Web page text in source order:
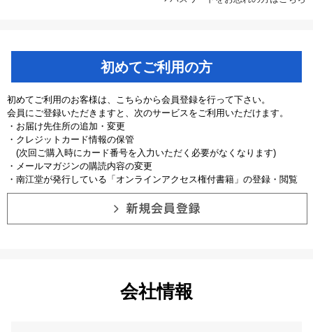
初めてご利用の方
初めてご利用のお客様は、こちらから会員登録を行って下さい。
会員にご登録いただきますと、次のサービスをご利用いただけます。
・お届け先住所の追加・変更
・クレジットカード情報の保管
(次回ご購入時にカード番号を入力いただく必要がなくなります)
・メールマガジンの購読内容の変更
・南江堂が発行している「オンラインアクセス権付書籍」の登録・閲覧
会社情報